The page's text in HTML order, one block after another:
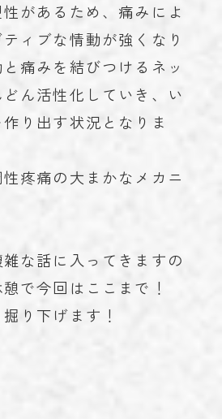
があるため、痛みによ
ィブな情動が強くなり
痛みを結びつけるネッ
ん活性化していき、い
り出す状況となりま
疼痛の大まかなメカニ
な話に入ってきますの
で今回はここまで！
り下げます！